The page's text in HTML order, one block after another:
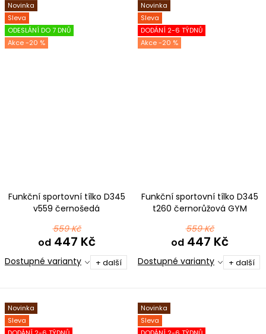
Novinka
Sleva
ODESLÁNÍ DO 7 DNŮ
-20 %
Funkční sportovní tílko D345
v559 černošedá
559 Kč
od447 Kč
Dostupné varianty + další
Novinka
Sleva
DODÁNÍ 2-6 TÝDNŮ
-20 %
Funkční sportovní tílko D345
t260 černorůžová GYM
559 Kč
od447 Kč
Dostupné varianty + další
Novinka
Sleva
Novinka
Sleva